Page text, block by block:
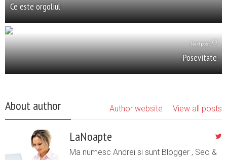
Ce este orgoliul
Next post
Posevitate
About author View all posts
Author website
LaNoapte
Ma numesc Andrei si sunt Blogger , Seo &